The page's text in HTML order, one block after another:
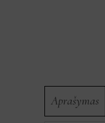
Aprašymas